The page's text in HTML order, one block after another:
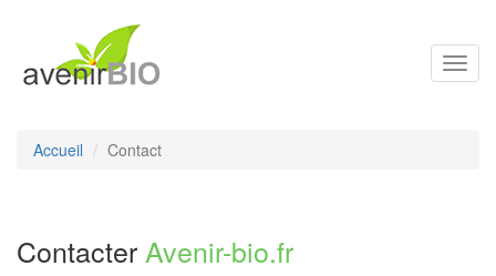
Accueil Contact
Contacter Avenir-bio.fr